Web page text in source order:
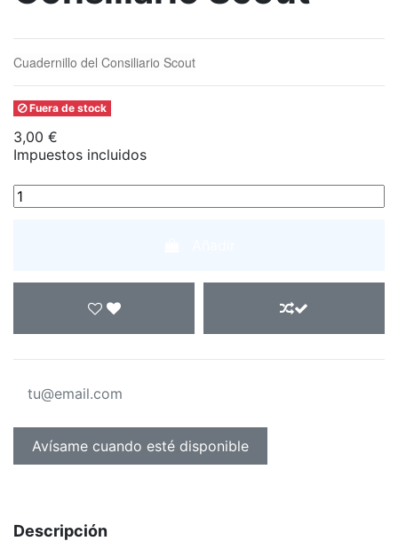
Cuadernillo del Consiliario Scout
Fuera de stock
3,00 €
Impuestos incluidos
Descripción